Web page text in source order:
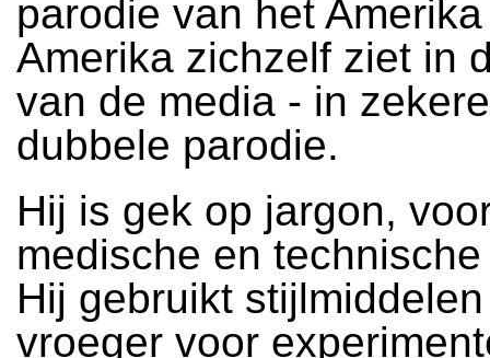
parodie van het
Amerika zichzelf ziet in
van de media - in
dubbele parodie.
Hij is gek op jargon,
medische en
Hij gebruikt
vroeger voor